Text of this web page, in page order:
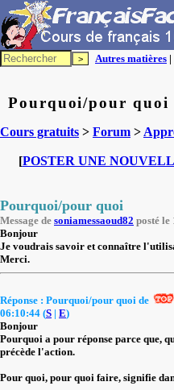
Autres matières |
Pourquoi/pour quoi
Cours gratuits > Forum >
[POSTER UNE
Pourquoi/pour quoi
Message de soniamessaoud82 posté le
Bonjour
Je voudrais savoir et connaître
Merci.
Réponse : Pourquoi/pour quoi de
06:10:44 (S | E)
Bonjour
Pourquoi a pour réponse parce que,
précède l'action.
Pour quoi, pour quoi faire, signifie